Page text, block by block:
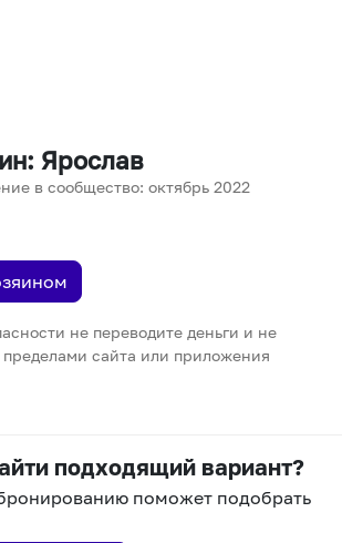
: Ярослав
в сообщество: октябрь 2022
не переводите деньги и не
пределами сайта или приложения
подходящий вариант?
поможет подобрать